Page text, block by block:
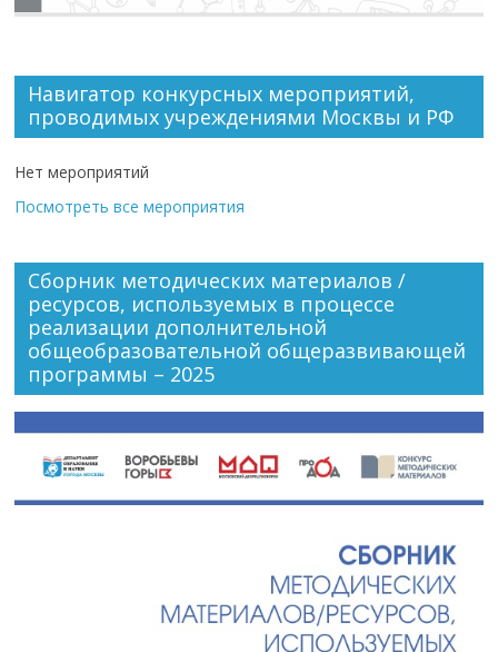
Навигатор конкурсных мероприятий,
проводимых учреждениями Москвы и РФ
Нет мероприятий
Посмотреть все мероприятия
Сборник методических материалов /
ресурсов, используемых в процессе
реализации дополнительной
общеобразовательной общеразвивающей
программы – 2025